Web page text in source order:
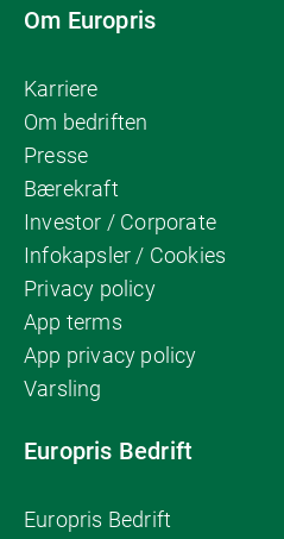
Om Europris
Karriere
Om bedriften
Presse
Bærekraft
Investor / Corporate
Infokapsler / Cookies
Privacy policy
App terms
App privacy policy
Varsling
Europris Bedrift
Europris Bedrift